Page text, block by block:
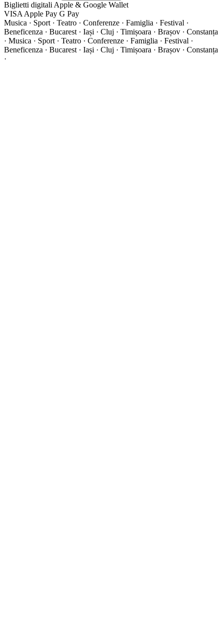
Biglietti digitali Apple & Google Wallet
VISA Apple Pay G Pay
Musica · Sport · Teatro · Conferenze · Famiglia · Festival ·
Beneficenza · Bucarest · Iași · Cluj · Timișoara · Brașov · Constanța
· Musica · Sport · Teatro · Conferenze · Famiglia · Festival ·
Beneficenza · Bucarest · Iași · Cluj · Timișoara · Brașov · Constanța
·